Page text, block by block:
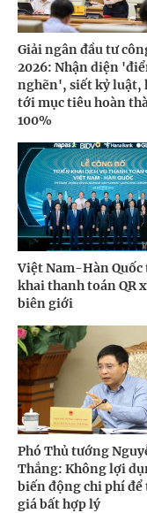
Giải ngân đầu tư
2026: Nhận diện
nghẽn', siết kỷ luật,
tới mục tiêu hoàn
100%
Việt Nam-Hàn
khai thanh toán QR
biên giới
Phó Thủ tướng
Thắng: Không lợi
biến động chi phí để
giá bất hợp lý